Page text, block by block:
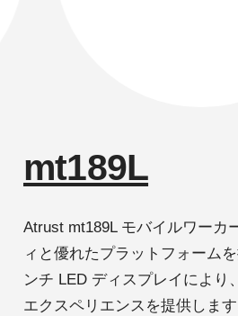
mt189L
Atrust mt189L モバイルワーカ
ィと優れたプラットフォーム
ンチ LED ディスプレイにより
エクスペリエンスを提供しま